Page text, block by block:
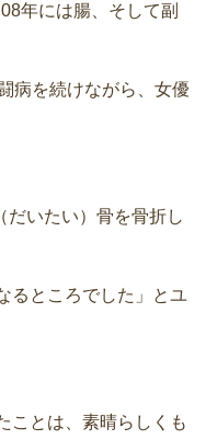
年には腸、そして副
病を続けながら、女優
だいたい）骨を骨折し
るところでした」とユ
ことは、素晴らしくも